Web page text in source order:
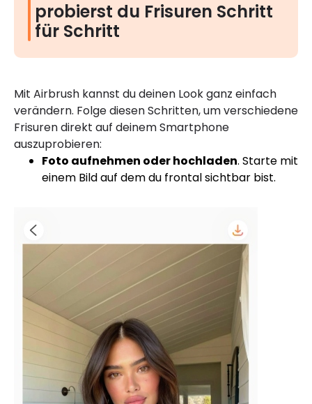
probierst du Frisuren Schritt
für Schritt
Mit Airbrush kannst du deinen Look ganz einfach
verändern. Folge diesen Schritten, um verschiedene
Frisuren direkt auf deinem Smartphone
auszuprobieren:
Foto aufnehmen oder hochladen. Starte mit
einem Bild auf dem du frontal sichtbar bist.